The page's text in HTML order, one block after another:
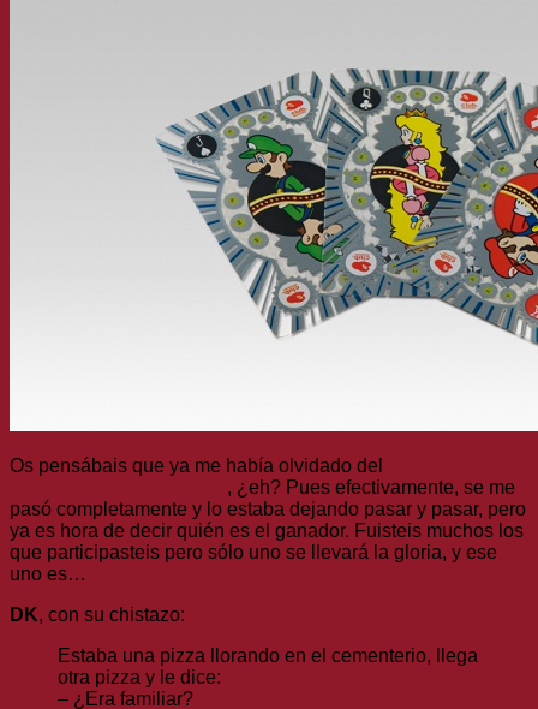
Os pensábais que ya me había olvidado del
, ¿eh? Pues efectivamente, se me
pasó completamente y lo estaba dejando pasar y pasar, pero
ya es hora de decir quién es el ganador. Fuisteis muchos los
que participasteis pero sólo uno se llevará la gloria, y ese
uno es…
DK, con su chistazo:
Estaba una pizza llorando en el cementerio, llega
otra pizza y le dice:
– ¿Era familiar?